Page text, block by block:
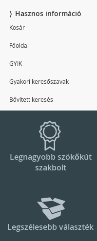
Hasznos információ
Kosár
Főoldal
GYIK
Gyakori keresőszavak
Bővített keresés
Legnagyobb szökőkút
szakbolt
Legszélesebb választék